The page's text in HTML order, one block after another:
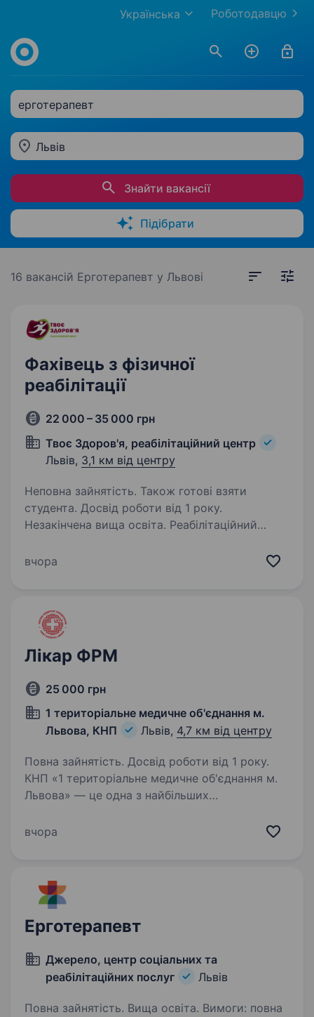
Роботодавцю
Українська
ерготерапевт
Львів
Знайти вакансії
Підібрати
16 вакансій Ерготерапевт у Львові
Фахівець з фізичної
реабілітації
22 000 – 35 000 грн
Твоє Здоров'я, реабілітаційний центр
Львів, 3,1 км від центру
Неповна зайнятість. Також готові взяти
студента. Досвід роботи від 1 року.
Незакінчена вища освіта. Реабілітаційний
відповідального та мотивованого фахівця
за спеціальністю «Фізична терапія,…
вчора
Лікар ФРМ
25 000 грн
1 територіальне медичне об'єднання м.
Львова, КНП
Львів, 4,7 км від центру
Повна зайнятість. Досвід роботи від 1 року.
КНП «1 територіальне медичне об'єднання м.
Львова» — це одна з найбільших
України. Ми надаємо повний спектр медичних
вчора
Ерготерапевт
Джерело, центр соціальних та
реабілітаційних послуг
Львів
Повна зайнятість. Вища освіта. Вимоги: повна